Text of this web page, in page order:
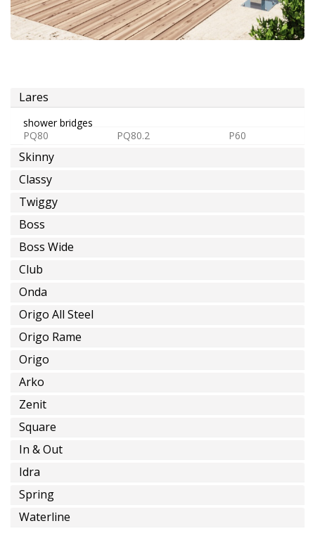
premezclada
agua
caliente
ahorro
Éspeciales
instalación
tierra
con
alimentación
Lares
shower bridges
PQ80
PQ80.2 P60
Skinny
Classy
Twiggy
Boss
Boss Wide
Club
Onda
Origo All Steel
Origo Rame
Origo
Arko
Zenit
Square
In & Out
Idra
Spring
Waterline